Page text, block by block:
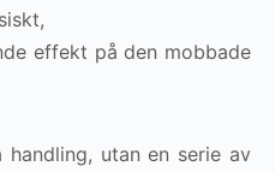
effekt på den mobbade
utan en serie av